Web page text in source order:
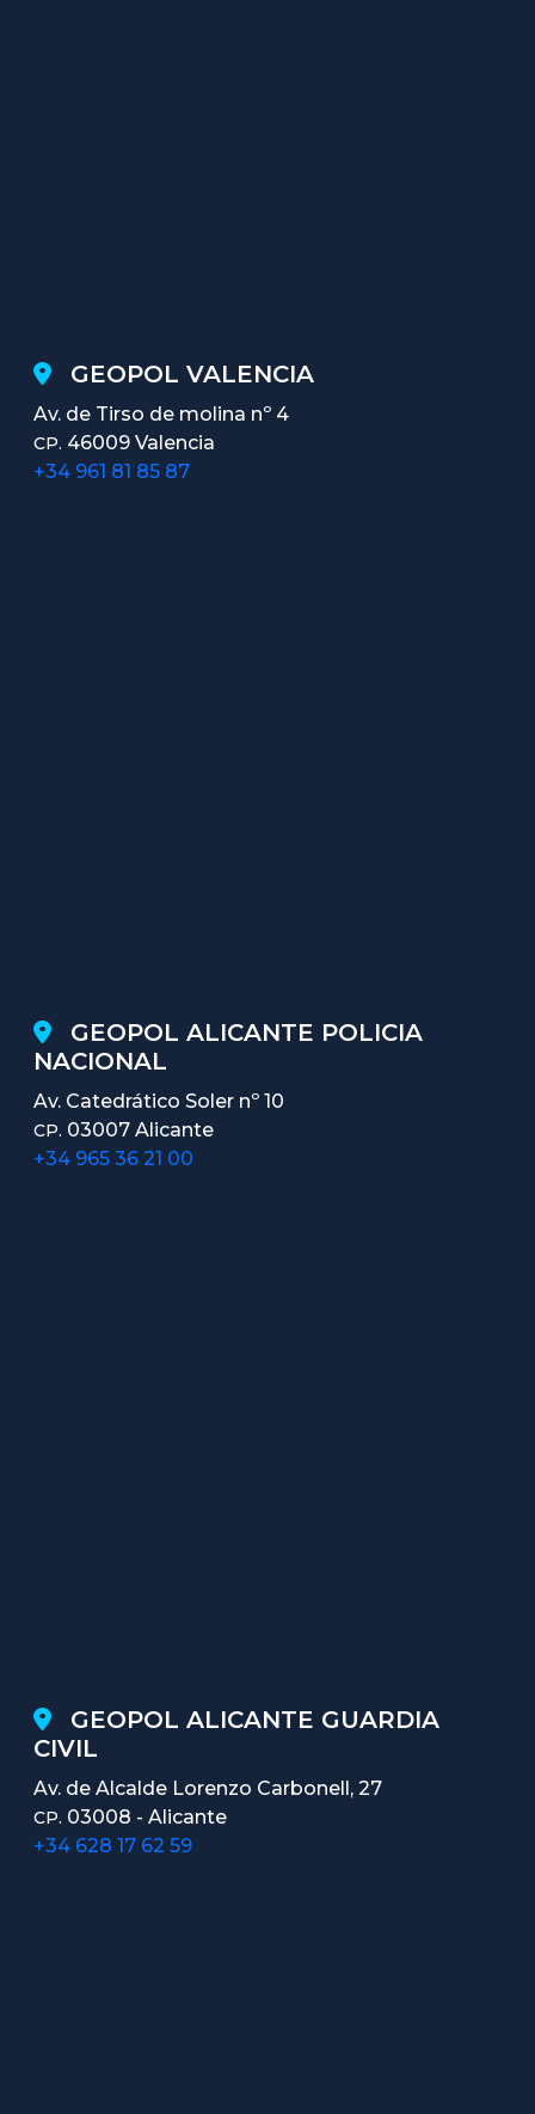
GEOPOL VALENCIA
Av. de Tirso de molina nº 4
CP. 46009 Valencia
+34 961 81 85 87
GEOPOL ALICANTE POLICIA
NACIONAL
Av. Catedrático Soler nº 10
CP. 03007 Alicante
+34 965 36 21 00
GEOPOL ALICANTE GUARDIA
CIVIL
Av. de Alcalde Lorenzo Carbonell, 27
CP. 03008 - Alicante
+34 628 17 62 59